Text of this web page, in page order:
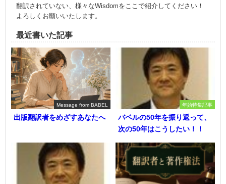
翻訳されていない、様々なWisdomをここで紹介してください！
よろしくお願いいたします。
最近書いた記事
Message from BABEL
出版翻訳者をめざすあなたへ
年始特集記事
バベルの50年を振り返って、
次の50年はこうしたい！！